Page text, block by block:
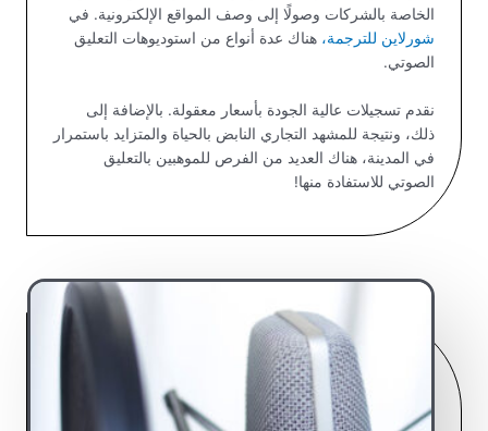
الخاصة بالشركات وصولًا إلى وصف المواقع الإلكترونية. في
شورلاين للترجمة، هناك عدة أنواع من استوديوهات التعليق
الصوتي.
نقدم تسجيلات عالية الجودة بأسعار معقولة. بالإضافة إلى
ذلك، ونتيجة للمشهد التجاري النابض بالحياة والمتزايد باستمرار
في المدينة، هناك العديد من الفرص للموهبين بالتعليق
الصوتي للاستفادة منها!